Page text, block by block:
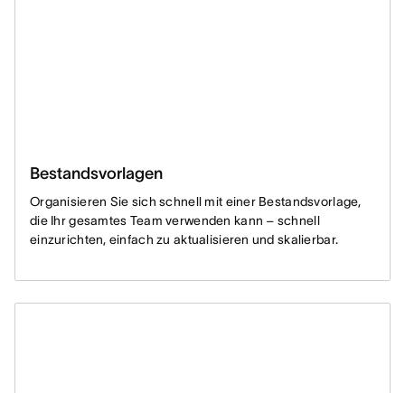
Bestandsvorlagen
Organisieren Sie sich schnell mit einer Bestandsvorlage,
die Ihr gesamtes Team verwenden kann – schnell
einzurichten, einfach zu aktualisieren und skalierbar.